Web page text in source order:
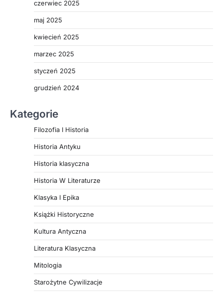
czerwiec 2025
maj 2025
kwiecień 2025
marzec 2025
styczeń 2025
grudzień 2024
Kategorie
Filozofia I Historia
Historia Antyku
Historia klasyczna
Historia W Literaturze
Klasyka I Epika
Książki Historyczne
Kultura Antyczna
Literatura Klasyczna
Mitologia
Starożytne Cywilizacje